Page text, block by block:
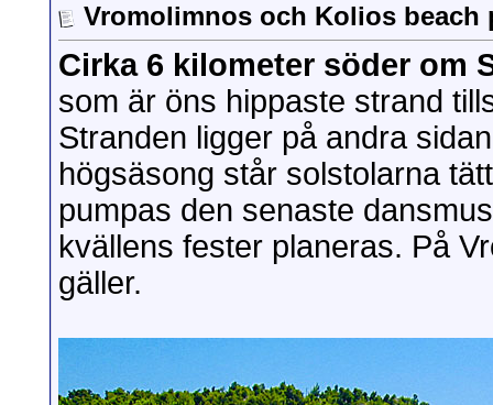
Vromolimnos och Kolios beach
Cirka 6 kilometer söder om
som är öns hippaste strand
Stranden ligger på andra
högsäsong står solstolarna
pumpas den senaste
kvällens fester planeras. På
gäller.